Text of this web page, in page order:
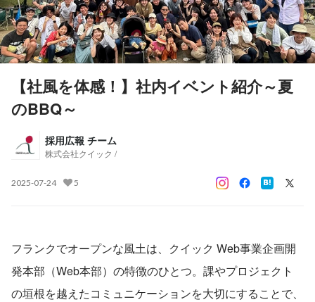
【社風を体感！】社内イベント紹介～夏
のBBQ～
採用広報 チーム
株式会社クイック /
2025-07-24 5
フランクでオープンな風土は、クイック Web事業企画開
発本部（Web本部）の特徴のひとつ。課やプロジェクト
の垣根を越えたコミュニケーションを大切にすることで、